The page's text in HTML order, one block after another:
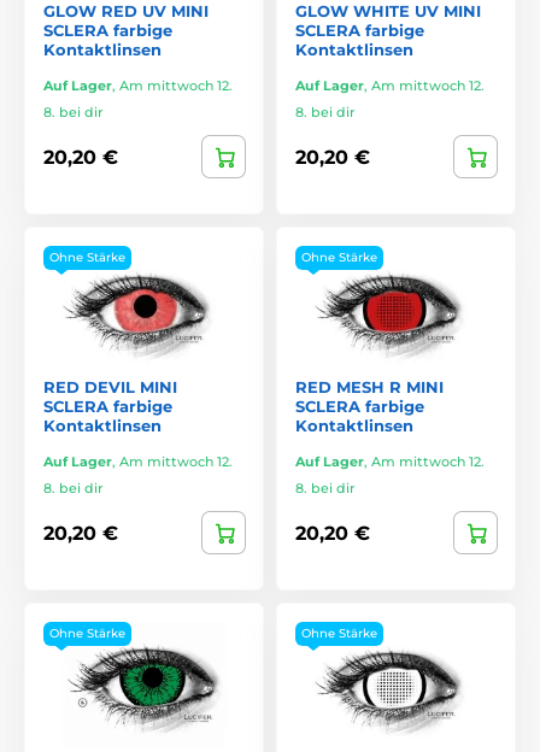
GLOW RED UV MINI
SCLERA farbige
Kontaktlinsen
Auf Lager, Am mittwoch 12.
8. bei dir
20,20 €
GLOW WHITE UV MINI
SCLERA farbige
Kontaktlinsen
Auf Lager, Am mittwoch 12.
8. bei dir
20,20 €
Ohne Stärke
RED DEVIL MINI
SCLERA farbige
Kontaktlinsen
Auf Lager, Am mittwoch 12.
8. bei dir
20,20 €
Ohne Stärke
RED MESH R MINI
SCLERA farbige
Kontaktlinsen
Auf Lager, Am mittwoch 12.
8. bei dir
20,20 €
Ohne Stärke Ohne Stärke